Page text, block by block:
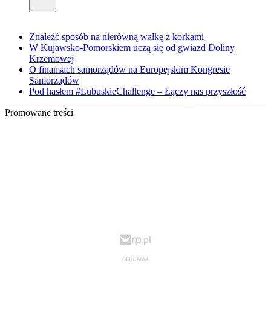
Znaleźć sposób na nierówną walkę z korkami
W Kujawsko-Pomorskiem uczą się od gwiazd Doliny
Krzemowej
O finansach samorządów na Europejskim Kongresie
Samorządów
Pod hasłem #LubuskieChallenge – Łączy nas przyszłość
Promowane treści